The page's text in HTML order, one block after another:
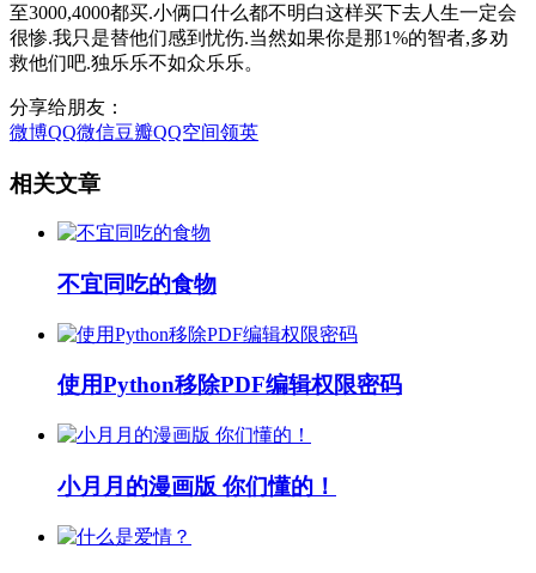
至3000,4000都买.小俩口什么都不明白这样买下去人生一定会
很惨.我只是替他们感到忧伤.当然如果你是那1%的智者,多劝
救他们吧.独乐乐不如众乐乐。
分享给朋友：
微博QQ微信豆瓣QQ空间领英
相关文章
不宜同吃的食物
使用Python移除PDF编辑权限密码
小月月的漫画版 你们懂的！